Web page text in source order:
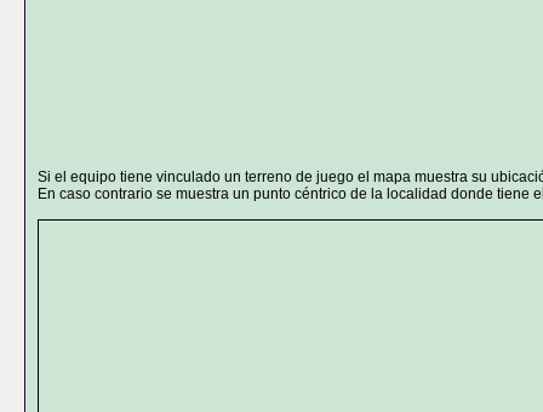
Si el equipo tiene vinculado un terreno de juego el mapa muestra su
En caso contrario se muestra un punto céntrico de la localidad donde tiene